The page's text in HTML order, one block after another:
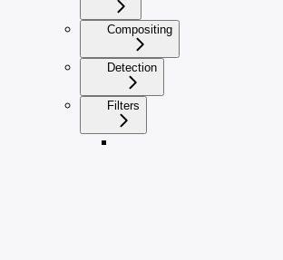
Compositing
Detection
Filters